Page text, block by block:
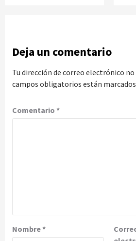
Deja un comentario
Tu dirección de correo electrónico no
campos obligatorios están
Comentario *
Nombre*